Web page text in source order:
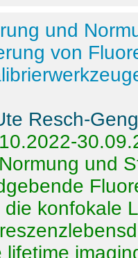
und
von
Resch-
und
die konfokale
lifetime